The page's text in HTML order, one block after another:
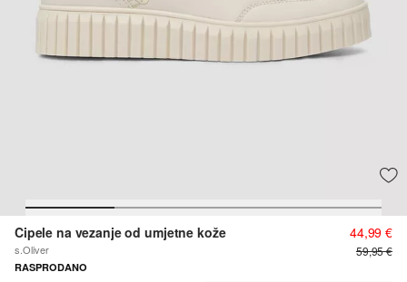
Cipele na vezanje od umjetne kože
s.Oliver
44,99 €
59,95 €
RASPRODANO